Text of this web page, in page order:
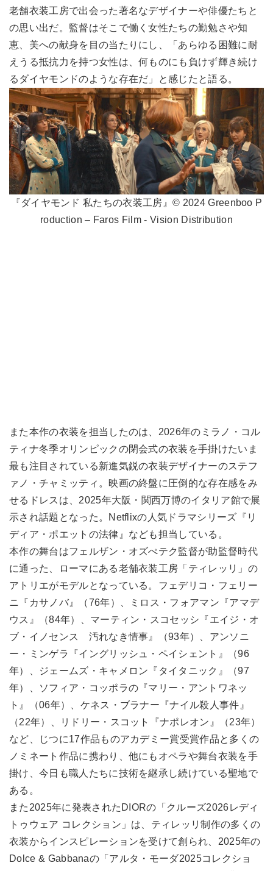
老舗衣装工房で出会った著名なデザイナーや俳優たちと
の思い出だ。監督はそこで働く女性たちの勤勉さや知
恵、美への献身を目の当たりにし、「あらゆる困難に耐
えうる抵抗力を持つ女性は、何ものにも負けず輝き続け
るダイヤモンドのような存在だ」と感じたと語る。
『ダイヤモンド 私たちの衣装工房』© 2024 Greenboo P
roduction – Faros Film - Vision Distribution
また本作の衣装を担当したのは、2026年のミラノ・コル
ティナ冬季オリンピックの閉会式の衣装を手掛けたいま
最も注目されている新進気鋭の衣装デザイナーのステフ
ァノ・チャミッティ。映画の終盤に圧倒的な存在感をみ
せるドレスは、2025年大阪・関西万博のイタリア館で展
示され話題となった。Netflixの人気ドラマシリーズ『リ
ディア・ポエットの法律』なども担当している。
本作の舞台はフェルザン・オズぺテク監督が助監督時代
に通った、ローマにある老舗衣装工房「ティレッリ」の
アトリエがモデルとなっている。フェデリコ・フェリー
ニ『カサノバ』（76年）、ミロス・フォアマン『アマデ
ウス』（84年）、マーティン・スコセッシ『エイジ・オ
ブ・イノセンス 汚れなき情事』（93年）、アンソニ
ー・ミンゲラ『イングリッシュ・ペイシェント』（96
年）、ジェームズ・キャメロン『タイタニック』（97
年）、ソフィア・コッポラの『マリー・アントワネッ
ト』（06年）、ケネス・ブラナー『ナイル殺人事件』
（22年）、リドリー・スコット『ナポレオン』（23年）
など、じつに17作品ものアカデミー賞受賞作品と多くの
ノミネート作品に携わり、他にもオペラや舞台衣装を手
掛け、今日も職人たちに技術を継承し続けている聖地で
ある。
また2025年に発表されたDIORの「クルーズ2026レディ
トゥウェア コレクション」は、ティレッリ制作の多くの
衣装からインスピレーションを受けて創られ、2025年の
Dolce & Gabbanaの「アルタ・モーダ2025コレクショ